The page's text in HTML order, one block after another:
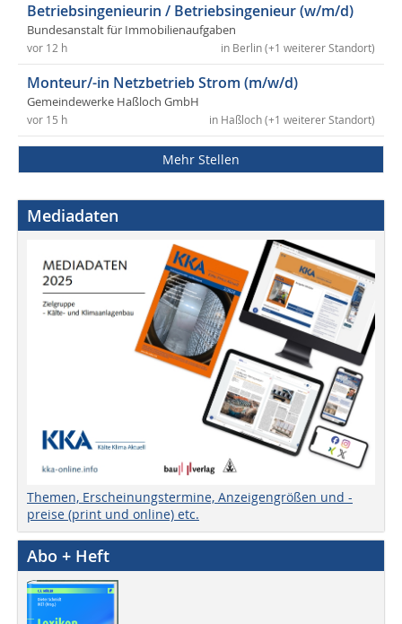
Betriebsingenieurin / Betriebsingenieur (w/m/d)
Bundesanstalt für Immobilienaufgaben
in Berlin (+1 weiterer Standort)
vor 12 h
Monteur/-in Netzbetrieb Strom (m/w/d)
Gemeindewerke Haßloch GmbH
in Haßloch (+1 weiterer Standort)
vor 15 h
Mehr Stellen
Mediadaten
Themen, Erscheinungstermine, Anzeigengrößen und -
preise (print und online) etc.
Abo + Heft